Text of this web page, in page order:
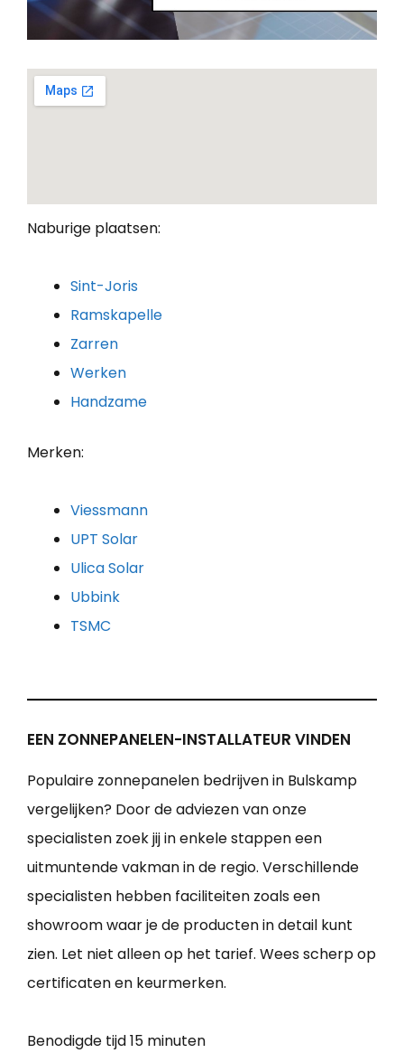
Naburige plaatsen:
Sint-Joris
Ramskapelle
Zarren
Werken
Handzame
Merken:
Viessmann
UPT Solar
Ulica Solar
Ubbink
TSMC
EEN ZONNEPANELEN-INSTALLATEUR VINDEN
Populaire zonnepanelen bedrijven in Bulskamp
vergelijken? Door de adviezen van onze
specialisten zoek jij in enkele stappen een
uitmuntende vakman in de regio. Verschillende
specialisten hebben faciliteiten zoals een
showroom waar je de producten in detail kunt
zien. Let niet alleen op het tarief. Wees scherp op
certificaten en keurmerken.
Benodigde tijd15 minuten